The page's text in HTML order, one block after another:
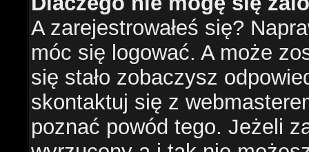
A zarejestrowałeś się?
móc się logować. A może
się stało zobaczysz
skontaktuj się z
poznać powód tego. Jeżeli